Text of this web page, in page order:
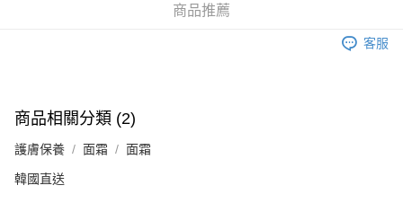
單。 如果訂購後七個工作天內我們未能收到有關存款，有關訂單將被取消。
每筆HK$30.00，滿HK$580.00或以上免運費
本地配送
每筆HK$30.00，滿HK$580.00或以上免運費
商品推薦
客服
商品相關分類 (2)
護膚保養 面霜 面霜
韓國直送